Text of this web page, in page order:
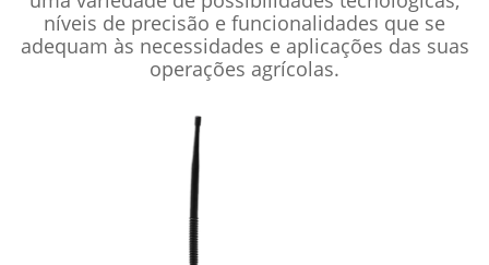
níveis de precisão e funcionalidades que se
adequam às necessidades e aplicações das suas
operações agrícolas.